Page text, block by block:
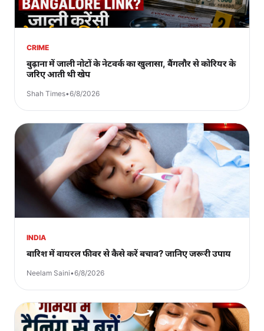
CRIME
बुढ़ाना में जाली नोटों के नेटवर्क का खुलासा, बैंगलौर से कोरियर के
जरिए आती थी खेप
Shah Times•6/8/2026
INDIA
बारिश में वायरल फीवर से कैसे करें बचाव? जानिए जरूरी उपाय
Neelam Saini•6/8/2026